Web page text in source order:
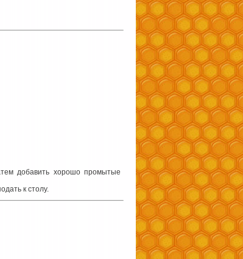
добавить хорошо промытые
к столу.